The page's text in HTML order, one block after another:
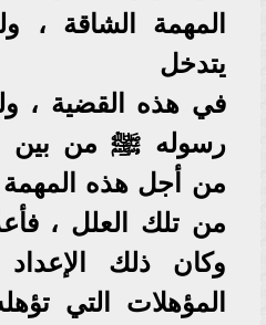
المهمة الشاقة ،
يتدخل
في هذه القضية ،
رسوله ﷺ من بين
من أجل هذه المهمة
من تلك العلل ،
وكان ذلك
المؤهلات التي